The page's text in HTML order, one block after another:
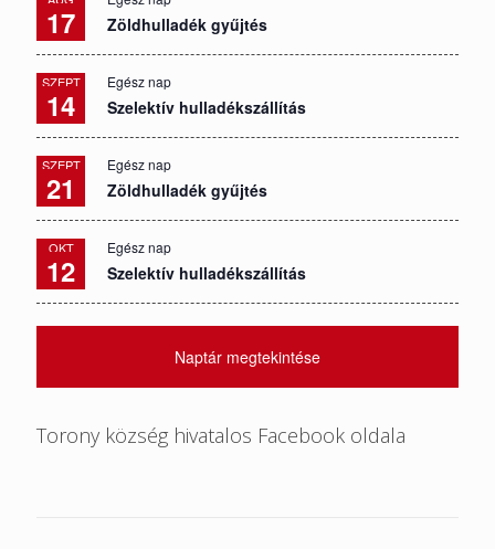
17 Zöldhulladék gyűjtés
SZEPT
14
Egész nap
Szelektív hulladékszállítás
SZEPT
21
Egész nap
Zöldhulladék gyűjtés
OKT
12
Egész nap
Szelektív hulladékszállítás
Naptár megtekintése
Torony község hivatalos Facebook oldala